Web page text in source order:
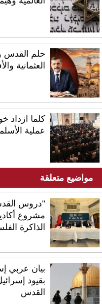
حلم القدس
العثمانية
كلما ازداد
عملية
مواضيع متعلقة
"دروس
مشروع
الذاكرة
بيان عربي
بقيود
القدس